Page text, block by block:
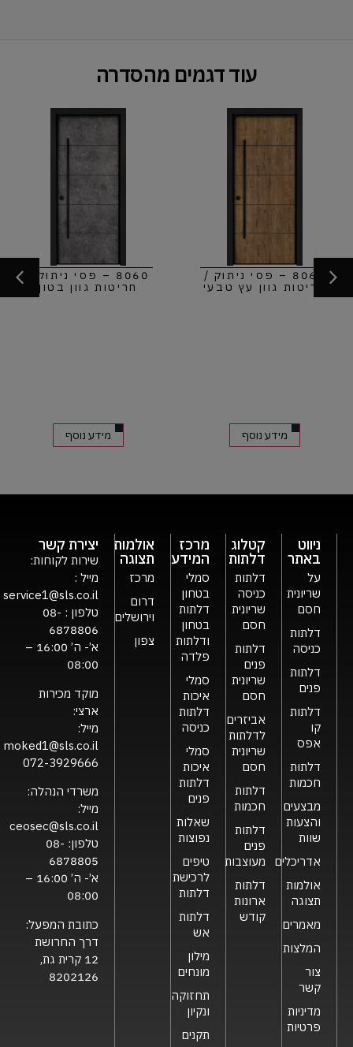
עוד דגמים מהסדרה
8060 – פסי ניתוק /
חריטות גוון עץ טבעי
מידע נוסף
8060 – פסי ניתוק /
חריטות גוון בטון
מידע נוסף
ניווט
באתר
על
שריונית
חסם
דלתות
כניסה
דלתות
פנים
דלתות
קו
אפס
דלתות
חכמות
מבצעים
והצעות
שוות
אדריכלים
אולמות
תצוגה
מאמרים
המלצות
צור
קשר
מדיניות
פרטיות
קטלוג
דלתות
דלתות
כניסה
שריונית
חסם
דלתות
פנים
שריונית
חסם
אביזרים
לדלתות
שריונית
חסם
דלתות
חכמות
דלתות
פנים
מעוצבות
דלתות
ארונות
קודש
מרכז
המידע
סמלי
בטחון
דלתות
בטחון
ודלתות
פלדה
סמלי
איכות
דלתות
כניסה
סמלי
איכות
דלתות
פנים
שאלות
נפוצות
טיפים
לרכישת
דלתות
דלתות
אש
מילון
מונחים
תחזוקה
ונקיון
תקנים
אולמות
תצוגה
מרכז
דרום
וירושלים
צפון
יצירת קשר
שירות לקוחות:
מייל :
service1@sls.co.il
טלפון : 08-
6878806
א’- ה’ 16:00 –
08:00
מוקד מכירות
ארצי:
מייל:
moked1@sls.co.il
072-3929666
משרדי הנהלה:
מייל:
ceosec@sls.co.il
טלפון: 08-
6878805
א’- ה’ 16:00 –
08:00
כתובת המפעל:
דרך החרושת
12 קרית גת,
8202126